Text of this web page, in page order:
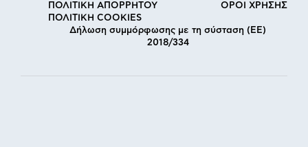
ΠΟΛΙΤΙΚΗ ΑΠΟΡΡΗΤΟΥ
ΟΡΟΙ ΧΡΗΣΗΣ
ΠΟΛΙΤΙΚΗ COOKIES
Δήλωση συμμόρφωσης με τη σύσταση (ΕΕ)
2018/334